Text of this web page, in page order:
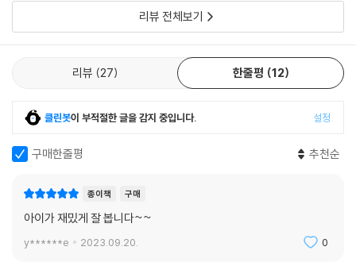
지 다 읽어주고 하윤이가 어떻게 했는지 이야
리뷰 전체보기
리뷰 27 한줄평 12
클린봇이 부적절한 글을 감지 중입니다. 설정
구매한줄평 추천순
종이책 구매
아이가 재밌게 잘 봅니다~~
y******e 2023.09.20. 0